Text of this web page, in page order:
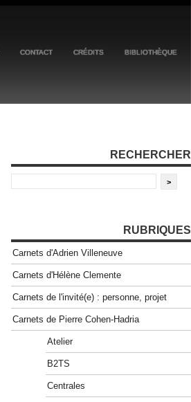
CONTACT CRÉDITS BIBLIOTHÈQUE
RECHERCHER
RUBRIQUES
Carnets d'Adrien Villeneuve
Carnets d'Hélène Clemente
Carnets de l'invité(e) : personne, projet
Carnets de Pierre Cohen-Hadria
Atelier
B2TS
Centrales